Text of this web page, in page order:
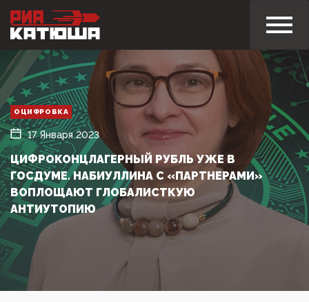
ОЦИФРОВКА
17 Января 2023
ЦИФРОКОНЦЛАГЕРНЫЙ РУБЛЬ УЖЕ В
ГОСДУМЕ. НАБИУЛЛИНА С «ПАРТНЕРАМИ»
ВОПЛОЩАЮТ ГЛОБАЛИСТКУЮ
АНТИУТОПИЮ